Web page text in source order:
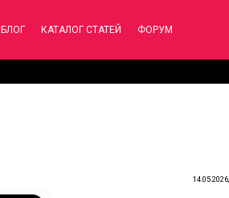
БЛОГ КАТАЛОГ СТАТЕЙ ФОРУМ